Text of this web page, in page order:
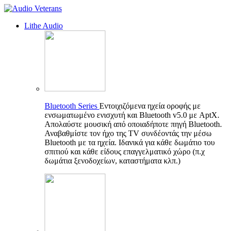
Lithe Audio
Bluetooth Series Εντοιχιζόμενα ηχεία οροφής με
ενσωματωμένο ενισχυτή και Bluetooth v5.0 με AptX.
Απολαύστε μουσική από οποιαδήποτε πηγή Bluetooth.
Αναβαθμίστε τον ήχο της TV συνδέοντάς την μέσω
Bluetooth με τα ηχεία. Ιδανικά για κάθε δωμάτιο του
σπιτιού και κάθε είδους επαγγελματικό χώρο (π.χ
δωμάτια ξενοδοχείων, καταστήματα κλπ.)